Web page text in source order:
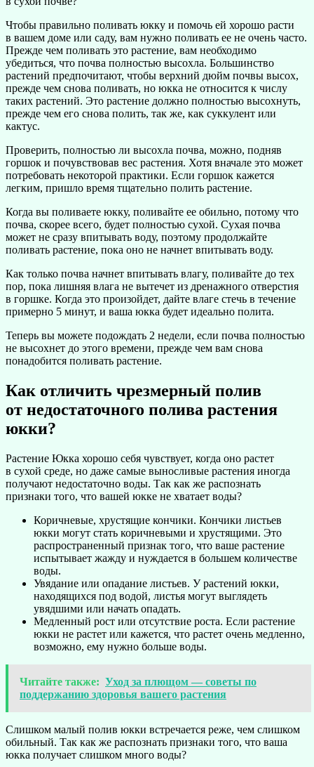
Чтобы правильно поливать юкку и помочь ей хорошо расти
в вашем доме или саду, вам нужно поливать ее не очень часто.
Прежде чем поливать это растение, вам необходимо
убедиться, что почва полностью высохла. Большинство
растений предпочитают, чтобы верхний дюйм почвы высох,
прежде чем снова поливать, но юкка не относится к числу
таких растений. Это растение должно полностью высохнуть,
прежде чем его снова полить, так же, как суккулент или
кактус.
Проверить, полностью ли высохла почва, можно, подняв
горшок и почувствовав вес растения. Хотя вначале это может
потребовать некоторой практики. Если горшок кажется
легким, пришло время тщательно полить растение.
Когда вы поливаете юкку, поливайте ее обильно, потому что
почва, скорее всего, будет полностью сухой. Сухая почва
может не сразу впитывать воду, поэтому продолжайте
поливать растение, пока оно не начнет впитывать воду.
Как только почва начнет впитывать влагу, поливайте до тех
пор, пока лишняя влага не вытечет из дренажного отверстия
в горшке. Когда это произойдет, дайте влаге стечь в течение
примерно 5 минут, и ваша юкка будет идеально полита.
Теперь вы можете подождать 2 недели, если почва полностью
не высохнет до этого времени, прежде чем вам снова
понадобится поливать растение.
Как отличить чрезмерный полив
от недостаточного полива растения
юкки?
Растение Юкка хорошо себя чувствует, когда оно растет
в сухой среде, но даже самые выносливые растения иногда
получают недостаточно воды. Так как же распознать
признаки того, что вашей юкке не хватает воды?
Коричневые, хрустящие кончики. Кончики листьев
юкки могут стать коричневыми и хрустящими. Это
распространенный признак того, что ваше растение
испытывает жажду и нуждается в большем количестве
воды.
Увядание или опадание листьев. У растений юкки,
находящихся под водой, листья могут выглядеть
увядшими или начать опадать.
Медленный рост или отсутствие роста. Если растение
юкки не растет или кажется, что растет очень медленно,
возможно, ему нужно больше воды.
Читайте также: Уход за плющом — советы по
поддержанию здоровья вашего растения
Слишком малый полив юкки встречается реже, чем слишком
обильный. Так как же распознать признаки того, что ваша
юкка получает слишком много воды?